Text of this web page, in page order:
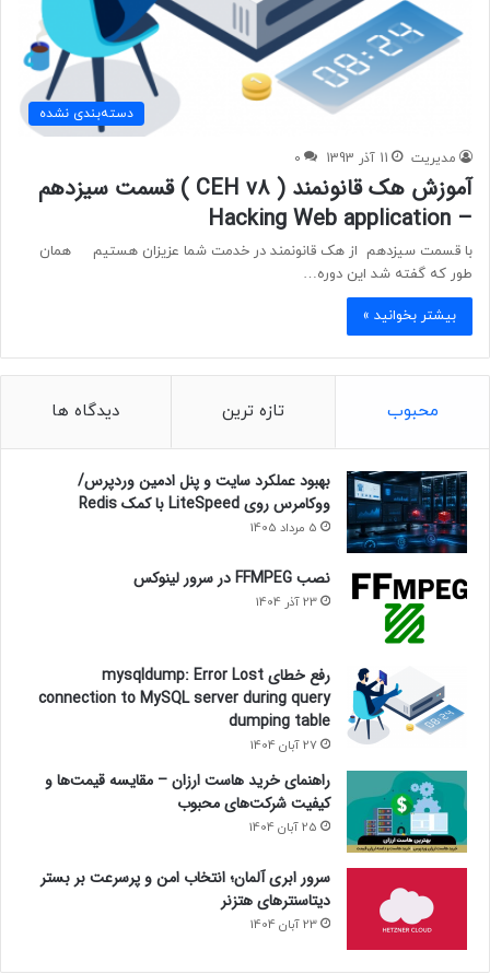
دسته‌بندی نشده
مدیریت 11 آذر 1393 0
آموزش هک قانونمند ( CEH v8 ) قسمت سیزدهم
– Hacking Web application
با قسمت سیزدهم از هک قانونمند در خدمت شما عزیزان هستیم همان
طور که گفته شد این دوره…
بیشتر بخوانید »
محبوب تازه ترین دیدگاه ها
بهبود عملکرد سایت و پنل ادمین وردپرس/
ووکامرس روی LiteSpeed با کمک Redis
5 مرداد 1405
نصب FFMPEG در سرور لینوکس
23 آذر 1404
رفع خطای mysqldump: Error Lost
connection to MySQL server during query
dumping table
27 آبان 1404
راهنمای خرید هاست ارزان – مقایسه قیمت‌ها و
کیفیت شرکت‌های محبوب
25 آبان 1404
سرور ابری آلمان؛ انتخاب امن و پرسرعت بر بستر
دیتاسنترهای هتزنر
23 آبان 1404